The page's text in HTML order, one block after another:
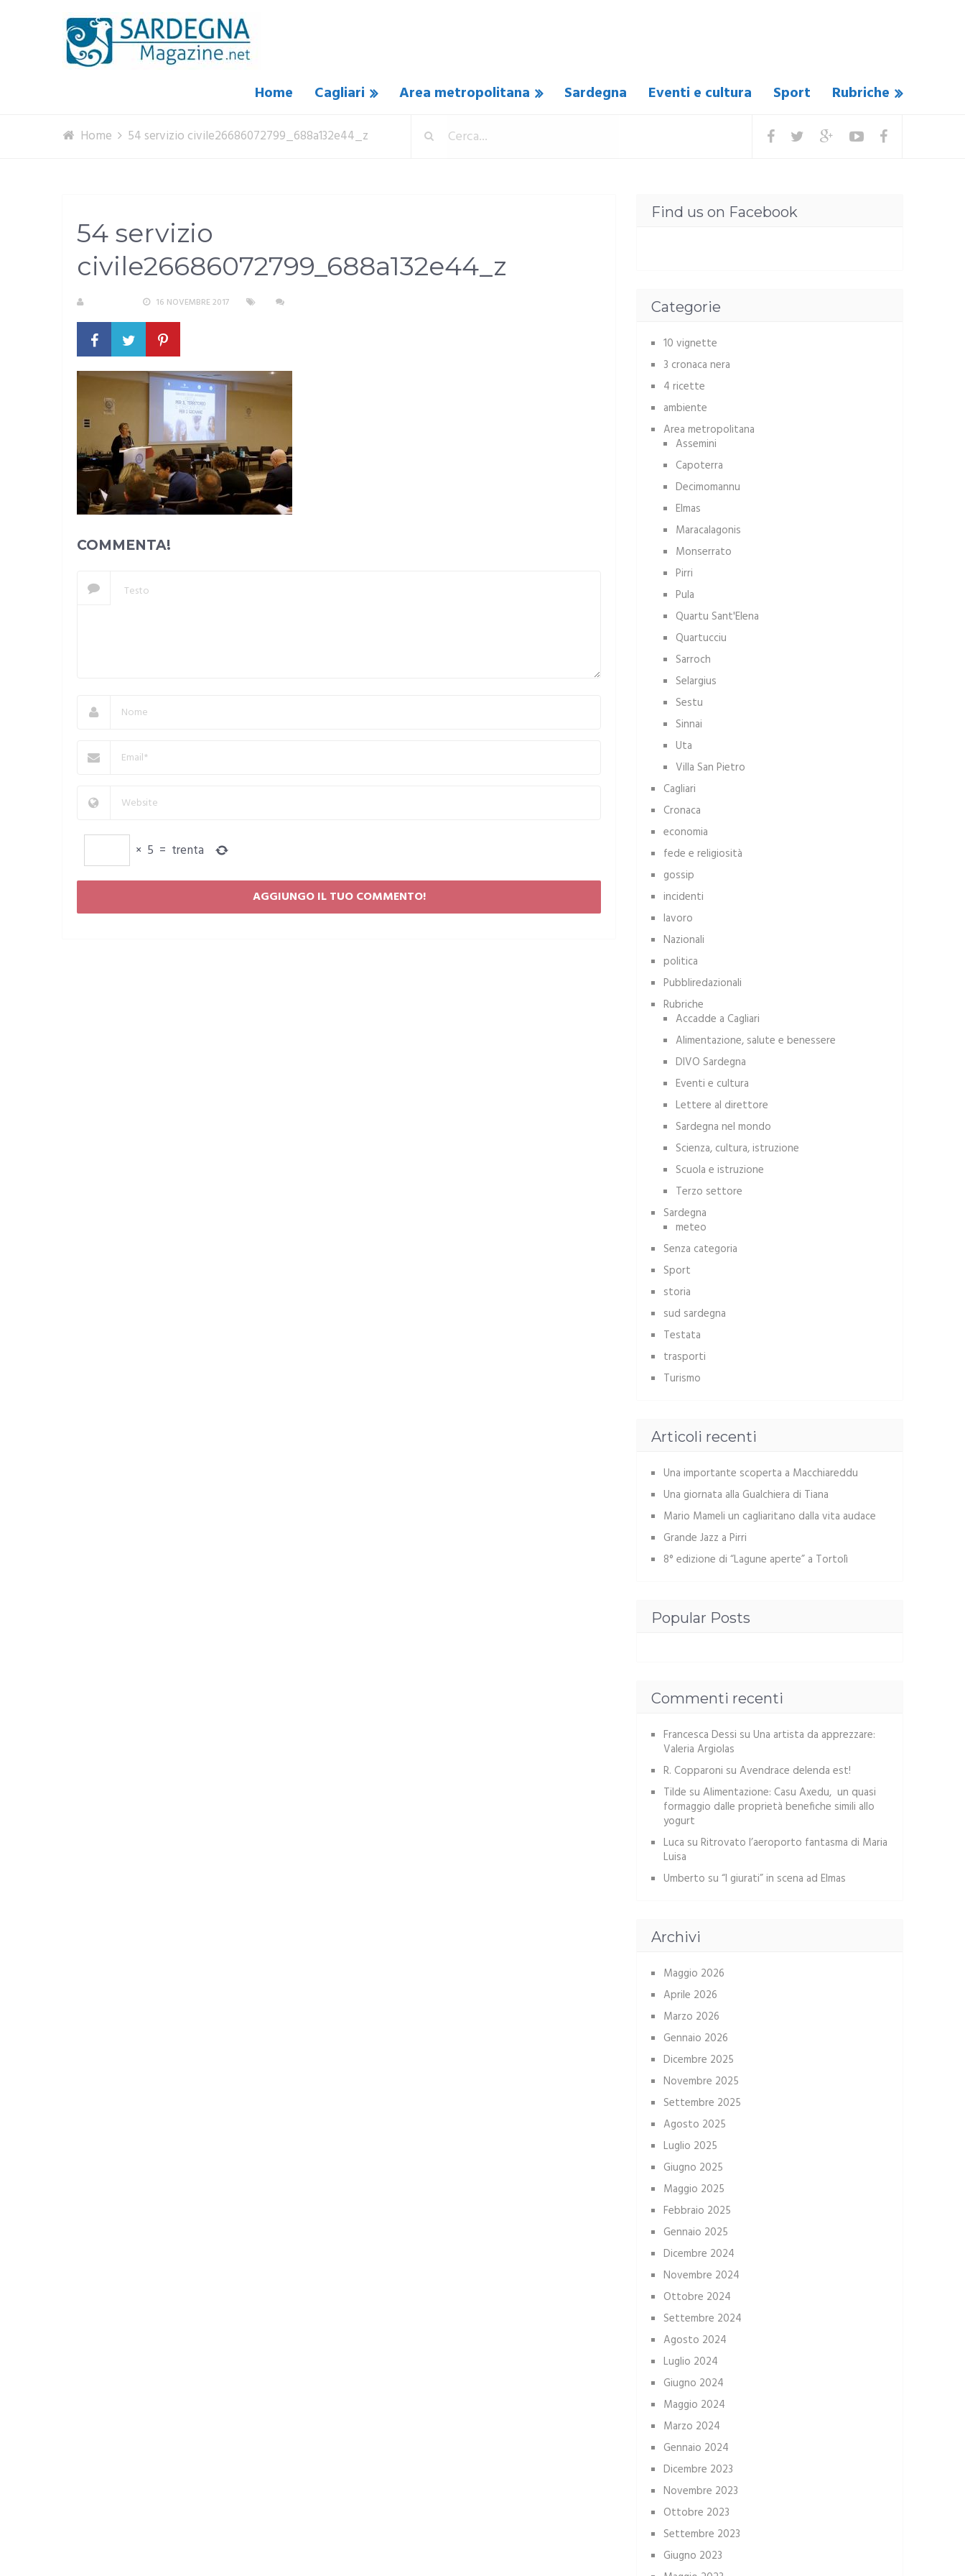
Home Cagliari Area metropolitana Sardegna Eventi e cultura Sport Rubriche
Home 54 servizio civile26686072799_688a132e44_z
54 servizio
civile26686072799_688a132e44_z
16 NOVEMBRE 2017
COMMENTA!
× 5 = trenta
Find us on Facebook
Categorie
10 vignette
3 cronaca nera
4 ricette
ambiente
Area metropolitana
Assemini
Capoterra
Decimomannu
Elmas
Maracalagonis
Monserrato
Pirri
Pula
Quartu Sant'Elena
Quartucciu
Sarroch
Selargius
Sestu
Sinnai
Uta
Villa San Pietro
Cagliari
Cronaca
economia
fede e religiosità
gossip
incidenti
lavoro
Nazionali
politica
Pubbliredazionali
Rubriche
Accadde a Cagliari
Alimentazione, salute e benessere
DIVO Sardegna
Eventi e cultura
Lettere al direttore
Sardegna nel mondo
Scienza, cultura, istruzione
Scuola e istruzione
Terzo settore
Sardegna
meteo
Senza categoria
Sport
storia
sud sardegna
Testata
trasporti
Turismo
Articoli recenti
Una importante scoperta a Macchiareddu
Una giornata alla Gualchiera di Tiana
Mario Mameli un cagliaritano dalla vita audace
Grande Jazz a Pirri
8° edizione di “Lagune aperte” a Tortolì
Popular Posts
Commenti recenti
Francesca Dessi su Una artista da apprezzare:
Valeria Argiolas
R. Copparoni su Avendrace delenda est!
Tilde su Alimentazione: Casu Axedu, un quasi
formaggio dalle proprietà benefiche simili allo
yogurt
Luca su Ritrovato l’aeroporto fantasma di Maria
Luisa
Umberto su “I giurati” in scena ad Elmas
Archivi
Maggio 2026
Aprile 2026
Marzo 2026
Gennaio 2026
Dicembre 2025
Novembre 2025
Settembre 2025
Agosto 2025
Luglio 2025
Giugno 2025
Maggio 2025
Febbraio 2025
Gennaio 2025
Dicembre 2024
Novembre 2024
Ottobre 2024
Settembre 2024
Agosto 2024
Luglio 2024
Giugno 2024
Maggio 2024
Marzo 2024
Gennaio 2024
Dicembre 2023
Novembre 2023
Ottobre 2023
Settembre 2023
Giugno 2023